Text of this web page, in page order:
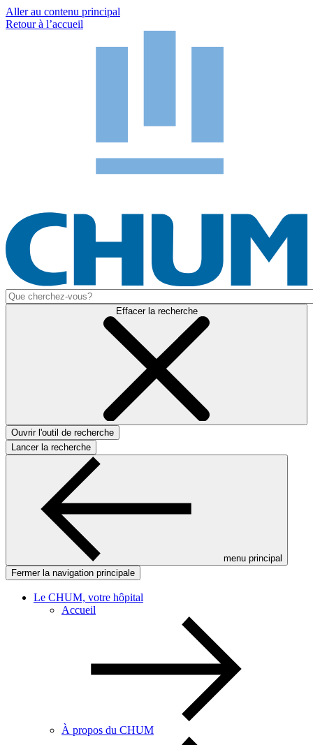
Aller au contenu principal
Retour à l’accueil
Effacer la recherche
Ouvrir l'outil de recherche
Lancer la recherche
menu principal
Fermer la navigation principale
Le CHUM, votre hôpital
Accueil
À propos du CHUM